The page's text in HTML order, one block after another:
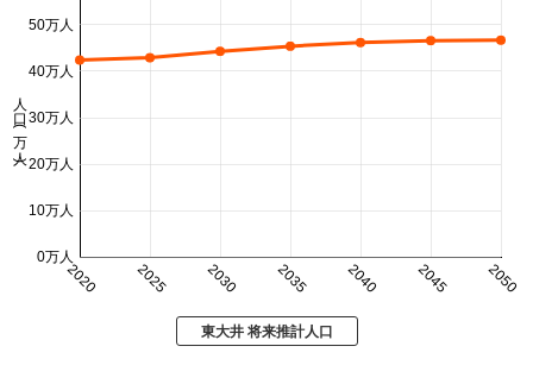
2020 2025 2030 2035 2040 2045 2050
0万人
10万人
20万人
30万人
40万人
50万人
人口 (万人)
東大井 将来推計人口